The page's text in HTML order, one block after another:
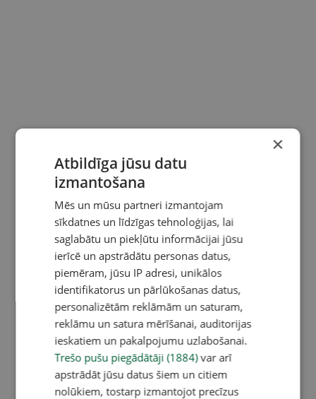
×
Atbildīga jūsu datu
izmantošana
Mēs un mūsu partneri izmantojam
sīkdatnes un līdzīgas tehnoloģijas, lai
saglabātu un piekļūtu informācijai jūsu
ierīcē un apstrādātu personas datus,
piemēram, jūsu IP adresi, unikālos
identifikatorus un pārlūkošanas datus,
personalizētām reklāmām un saturam,
reklāmu un satura mērīšanai, auditorijas
ieskatiem un pakalpojumu uzlabošanai.
Trešo pušu piegādātāji (1884)var arī
apstrādāt jūsu datus šiem un citiem
nolūkiem, tostarp izmantojot precīzus